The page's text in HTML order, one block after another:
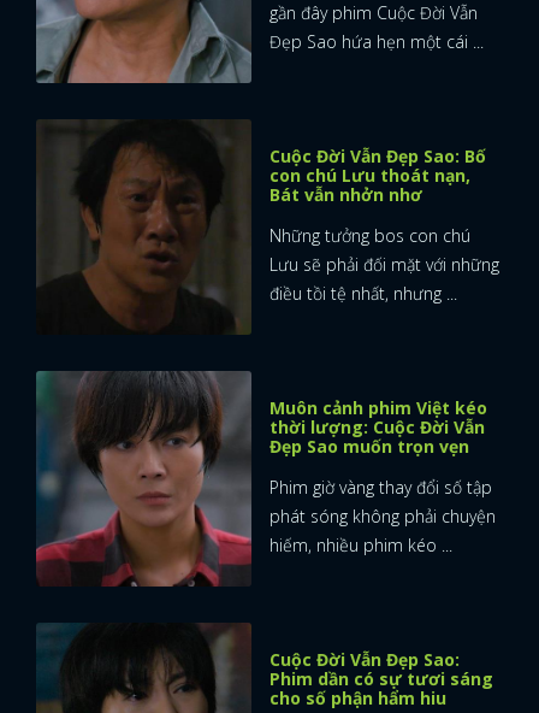
gần đây phim Cuộc Đời Vẫn
Đẹp Sao hứa hẹn một cái ...
Cuộc Đời Vẫn Đẹp Sao: Bố
con chú Lưu thoát nạn,
Bát vẫn nhởn nhơ
Những tưởng bos con chú
Lưu sẽ phải đối mặt với những
điều tồi tệ nhất, nhưng ...
Muôn cảnh phim Việt kéo
thời lượng: Cuộc Đời Vẫn
Đẹp Sao muốn trọn vẹn
Phim giờ vàng thay đổi số tập
phát sóng không phải chuyện
hiếm, nhiều phim kéo ...
Cuộc Đời Vẫn Đẹp Sao:
Phim dần có sự tươi sáng
cho số phận hẩm hiu